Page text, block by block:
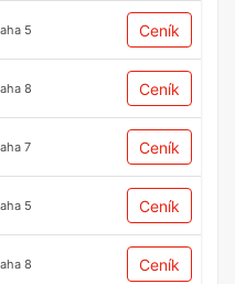
5 Ceník
8 Ceník
7 Ceník
5 Ceník
8 Ceník